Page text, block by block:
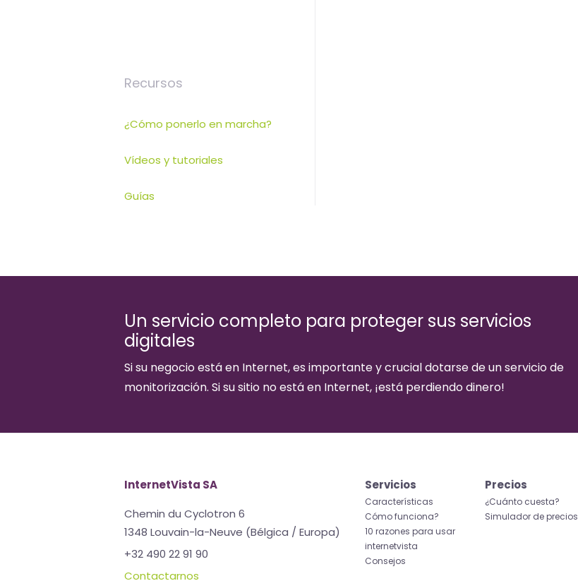
Recursos
¿Cómo ponerlo en marcha?
Vídeos y tutoriales
Guías
Un servicio completo para proteger sus servicios
digitales
Si su negocio está en Internet, es importante y crucial dotarse de un servicio de
monitorización. Si su sitio no está en Internet, ¡está perdiendo dinero!
InternetVista SA
Chemin du Cyclotron 6
1348 Louvain-la-Neuve (Bélgica / Europa)
+32 490 22 91 90
Contactarnos
Servicios
Características
Cómo funciona?
10 razones para usar
internetvista
Consejos
Precios
¿Cuánto cuesta?
Simulador de precios